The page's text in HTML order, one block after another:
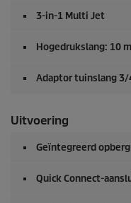
3-in-1 Multi Jet
Hogedrukslang: 10 m
Adaptor tuinslang 3/
Uitvoering
Geïntegreerd
Quick Connect-